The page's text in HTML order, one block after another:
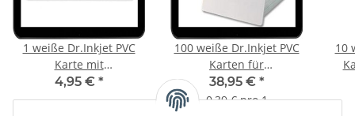
1 weiße Dr.Inkjet PVC
Karte mit
Magnetstreifen für
Kartendrucker -
4,95 € *
100 weiße Dr.Inkjet PVC
Karten für
Kartendrucker -
beidseitig bedruckbar!
38,95 € *
0,39 € pro 1
10